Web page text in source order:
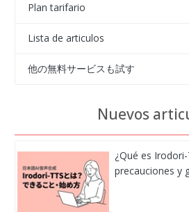
Plan tarifario
Lista de articulos
他の無料サービスも試す
Nuevos
¿Qué es
precauciones y